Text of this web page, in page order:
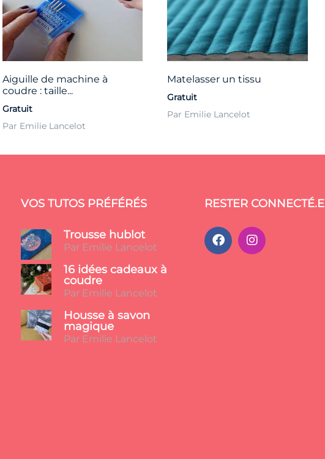
Aiguille de machine à
coudre : taille...
Gratuit
Par Emilie Lancelot
Matelasser un tissu
Gratuit
Par Emilie Lancelot
VOS TUTOS PRÉFÉRÉS
Trousse hublot
Par Emilie Lancelot
16 idées cadeaux à
coudre
Par Emilie Lancelot
Housse à savon
magique
Par Emilie Lancelot
RESTER CONNECTÉ.E